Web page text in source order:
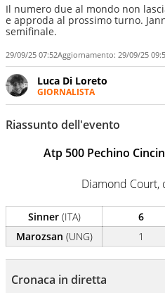
Il numero due al mondo non
e approda al prossimo turno.
semifinale.
29/09/25 07:52Aggiornamento: 29/09/25
Luca Di Loreto
GIORNALISTA
Giornalista pubblicista,
tennis restano un
calcio è una cosa seria
Federer e Nadal il tennis
esultava a Sofia per la
Riassunto dell'evento
Atp 500 Pechino
Diamond Court,
Sinner(ITA) 6
Marozsan (UNG) 1
Cronaca in diretta